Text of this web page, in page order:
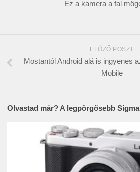
Ez a kamera a fal
ELŐZŐ POSZT
Mostantól Android alá is ingyenes
Mobile
Olvastad már? A legpörgősebb